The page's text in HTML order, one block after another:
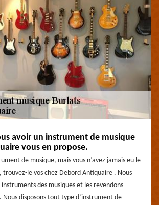
avoir un instrument de musique
vous en propose.
de musique, mais vous n’avez jamais eu le
trouvez-le vos chez Debord Antiquaire . Nous
des musiques et les revendons
Nous disposons tout type d’instrument de